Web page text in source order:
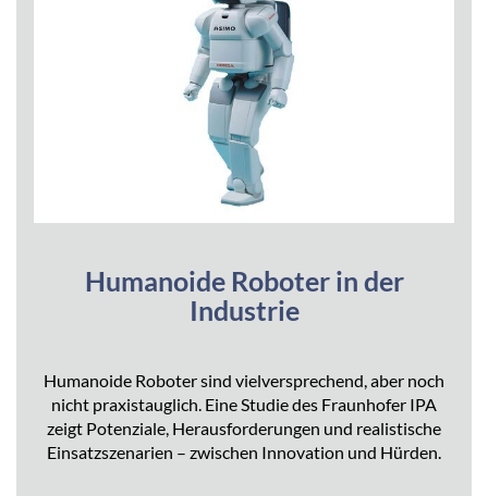
Humanoide Roboter in der
Industrie
Humanoide Roboter sind vielversprechend, aber noch
nicht praxistauglich. Eine Studie des Fraunhofer IPA
zeigt Potenziale, Herausforderungen und realistische
Einsatzszenarien – zwischen Innovation und Hürden.